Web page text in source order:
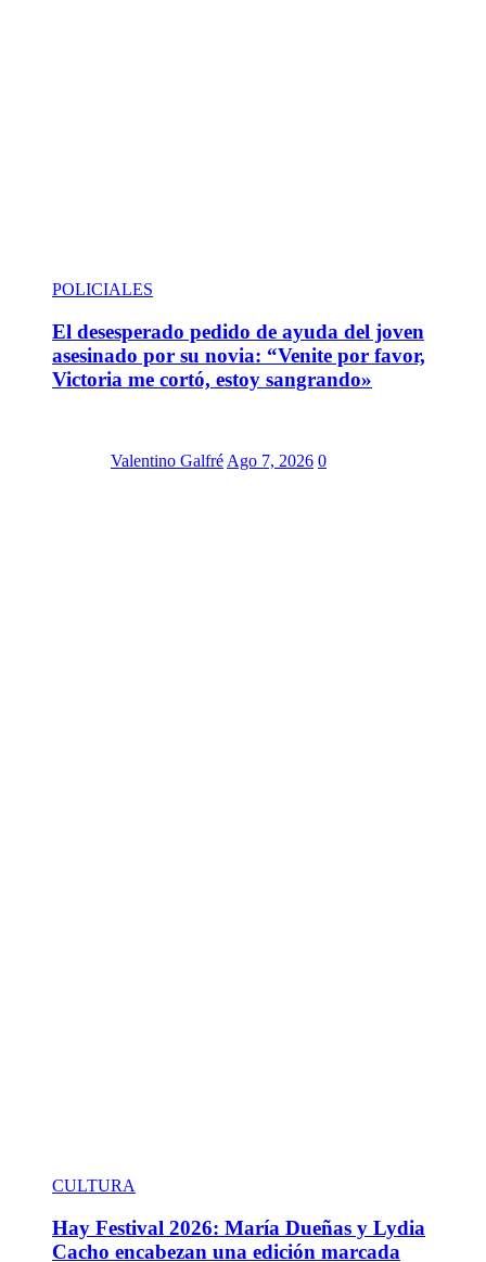
POLICIALES
El desesperado pedido de ayuda del joven
asesinado por su novia: “Venite por favor,
Victoria me cortó, estoy sangrando»
Valentino Galfré Ago 7, 2026 0
CULTURA
Hay Festival 2026: María Dueñas y Lydia
Cacho encabezan una edición marcada